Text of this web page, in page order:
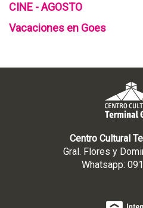
CINE - AGOSTO
Vacaciones en Goes
Centro Cultural
Gral. Flores y
Whatsapp: